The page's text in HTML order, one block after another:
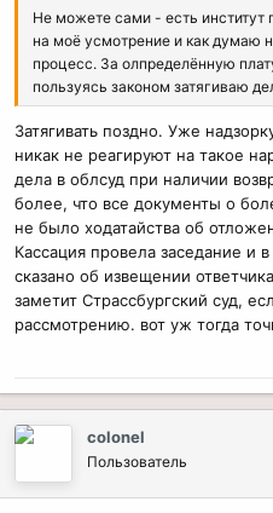
Не можете сами - есть институт
на моё усмотрение и как думаю
процесс. За олпределённую
пользуясь законом затягиваю
Затягивать поздно. Уже
никак не реагируют на такое
дела в облсуд при наличии
более, что все документы о
не было ходатайства об
Кассация провела заседание и
сказано об извещении
заметит Страссбургский суд,
рассмотрению. вот уж тогда
colonel
Пользователь